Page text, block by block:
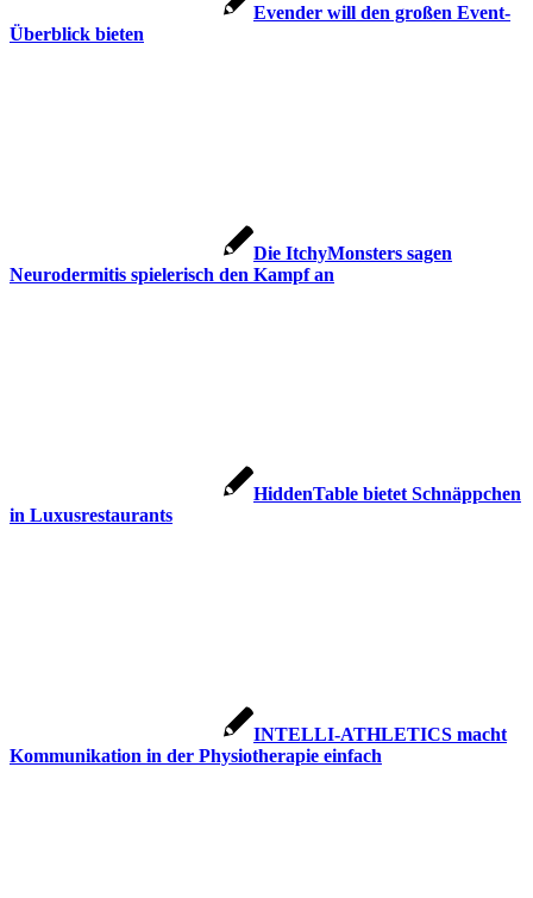
Evender will den großen Event-
Überblick bieten
Die ItchyMonsters sagen
Neurodermitis spielerisch den Kampf an
HiddenTable bietet Schnäppchen
in Luxusrestaurants
INTELLI-ATHLETICS macht
Kommunikation in der Physiotherapie einfach